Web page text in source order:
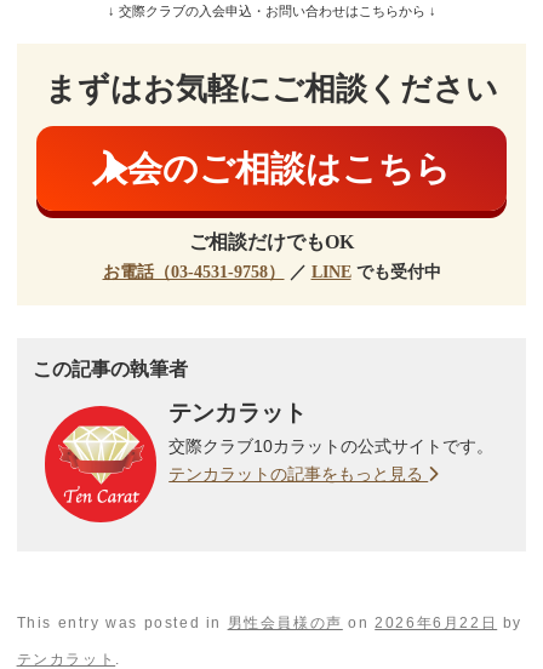
↓ 交際クラブの入会申込・お問い合わせはこちらから ↓
まずはお気軽にご相談ください
入会のご相談はこちら
ご相談だけでもOK
お電話（03-4531-9758） ／ LINEでも受付中
この記事の執筆者
テンカラット
交際クラブ10カラットの公式サイトです。
テンカラットの記事をもっと見る
This entry was posted in 男性会員様の声 on 2026年6月22日 by
テンカラット